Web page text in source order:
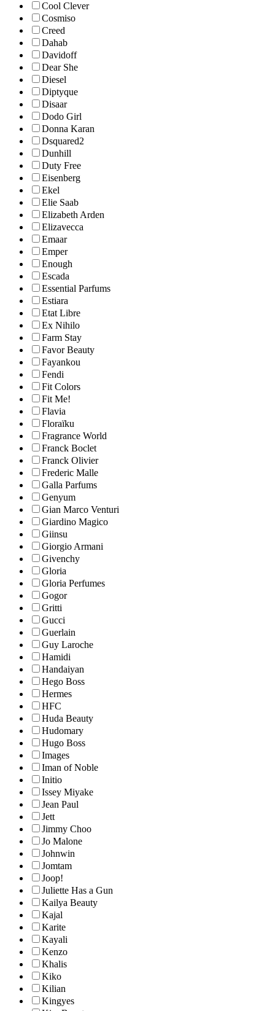
Cool Clever
Cosmiso
Creed
Dahab
Davidoff
Dear She
Diesel
Diptyque
Disaar
Dodo Girl
Donna Karan
Dsquared2
Dunhill
Duty Free
Eisenberg
Ekel
Elie Saab
Elizabeth Arden
Elizavecca
Emaar
Emper
Enough
Escada
Essential Parfums
Estiara
Etat Libre
Ex Nihilo
Farm Stay
Favor Beauty
Fayankou
Fendi
Fit Colors
Fit Me!
Flavia
Floraïku
Fragrance World
Franck Boclet
Franck Olivier
Frederic Malle
Galla Parfums
Genyum
Gian Marco Venturi
Giardino Magico
Giinsu
Giorgio Armani
Givenchy
Gloria
Gloria Perfumes
Gogor
Gritti
Gucci
Guerlain
Guy Laroche
Hamidi
Handaiyan
Hego Boss
Hermes
HFC
Huda Beauty
Hudomary
Hugo Boss
Images
Iman of Noble
Initio
Issey Miyake
Jean Paul
Jett
Jimmy Choo
Jo Malone
Johnwin
Jomtam
Joop!
Juliette Has a Gun
Kailya Beauty
Kajal
Karite
Kayali
Kenzo
Khalis
Kiko
Kilian
Kingyes